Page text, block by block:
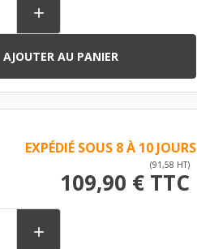

AJOUTER AU PANIER
EXPÉDIÉ SOUS 8 À 10 JOURS
(91,58 HT)
109,90 € TTC
